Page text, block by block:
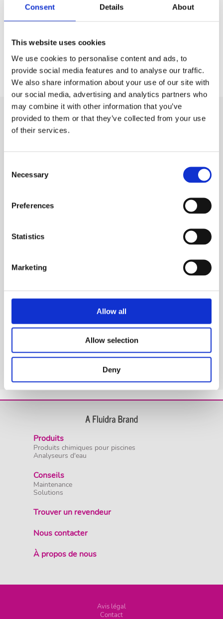
Consent Details About
This website uses cookies
We use cookies to personalise content and ads, to
provide social media features and to analyse our traffic.
We also share information about your use of our site with
our social media, advertising and analytics partners who
may combine it with other information that you’ve
provided to them or that they’ve collected from your use
of their services.
Selection
Necessary
Preferences
Statistics
Marketing
Allow all
Allow selection
Deny
CTX propose des kits d'entretien qui contiennent les
produits de base nécessaires à l'entretien de la piscine.
CTX-205 Baby pool
Voir produit
Produits
Produits chimiques pour piscines
Analyseurs d'eau
Conseils
Maintenance
Solutions
Trouver un revendeur
Nous contacter
À propos de nous
Avis légal
Contact